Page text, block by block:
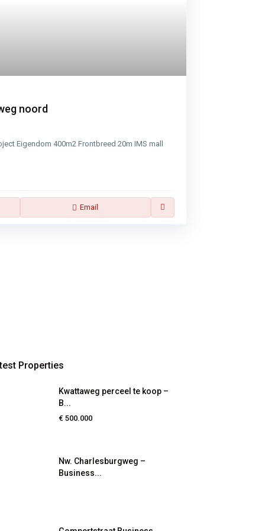
noord
Eigendom 400m2 Frontbreed 20m IMS mall
Email
Properties
Kwattaweg perceel te koop –
B...
€ 500.000
Nw. Charlesburgweg –
Business...